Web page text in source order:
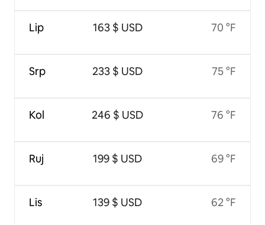
Lip
Srp
Kol
Ruj
Lis
163 $ USD
233 $ USD
246 $ USD
199 $ USD
139 $ USD
70 °F
75 °F
76 °F
69 °F
62 °F